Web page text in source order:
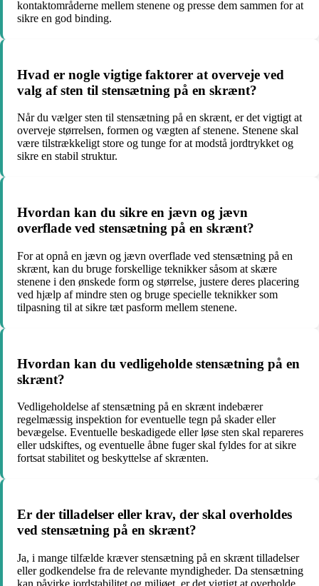
kontaktområderne mellem stenene og presse dem sammen for at
sikre en god binding.
Hvad er nogle vigtige faktorer at overveje ved
valg af sten til stensætning på en skrænt?
Når du vælger sten til stensætning på en skrænt, er det vigtigt at
overveje størrelsen, formen og vægten af ​​stenene. Stenene skal
være tilstrækkeligt store og tunge for at modstå jordtrykket og
sikre en stabil struktur.
Hvordan kan du sikre en jævn og jævn
overflade ved stensætning på en skrænt?
For at opnå en jævn og jævn overflade ved stensætning på en
skrænt, kan du bruge forskellige teknikker såsom at skære
stenene i den ønskede form og størrelse, justere deres placering
ved hjælp af mindre sten og bruge specielle teknikker som
tilpasning til at sikre tæt pasform mellem stenene.
Hvordan kan du vedligeholde stensætning på en
skrænt?
Vedligeholdelse af stensætning på en skrænt indebærer
regelmæssig inspektion for eventuelle tegn på skader eller
bevægelse. Eventuelle beskadigede eller løse sten skal repareres
eller udskiftes, og eventuelle åbne fuger skal fyldes for at sikre
fortsat stabilitet og beskyttelse af skrænten.
Er der tilladelser eller krav, der skal overholdes
ved stensætning på en skrænt?
Ja, i mange tilfælde kræver stensætning på en skrænt tilladelser
eller godkendelse fra de relevante myndigheder. Da stensætning
kan påvirke jordstabilitet og miljøet, er det vigtigt at overholde